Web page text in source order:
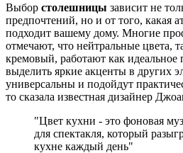
Выбор столешницы зависит не
предпочтений, но и от того, какая
подходит вашему дому. Многие
отмечают, что нейтральные цвета,
кремовый, работают как
выделить яркие акценты в других
универсальны и подойдут
то сказала известная дизайнер
"Цвет кухни - это фоновая
для спектакля, который
кухне каждый день"